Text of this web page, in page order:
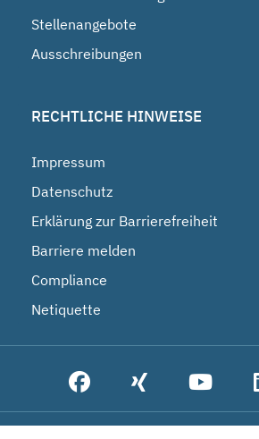
Stellenangebote
Ausschreibungen
RECHTLICHE HINWEISE
Impressum
Datenschutz
Erklärung zur Barrierefreiheit
Barriere melden
Compliance
Netiquette